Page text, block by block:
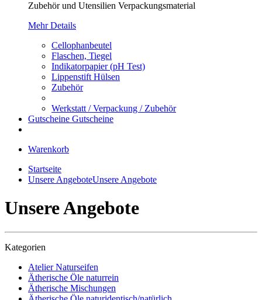
Zubehör und Utensilien Verpackungsmaterial
Mehr Details
Cellophanbeutel
Flaschen, Tiegel
Indikatorpapier (pH Test)
Lippenstift Hülsen
Zubehör
Werkstatt / Verpackung / Zubehör
Gutscheine Gutscheine
Warenkorb
Startseite
Unsere AngeboteUnsere Angebote
Unsere Angebote
Kategorien
Atelier Naturseifen
Ätherische Öle naturrein
Ätherische Mischungen